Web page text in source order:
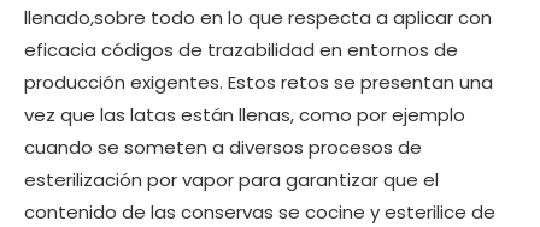
llenado,sobre todo en lo que respecta a aplicar con
eficacia códigos de trazabilidad en entornos de
producción exigentes. Estos retos se presentan una
vez que las latas están llenas, como por ejemplo
cuando se someten a diversos procesos de
esterilización por vapor para garantizar que el
contenido de las conservas se cocine y esterilice de